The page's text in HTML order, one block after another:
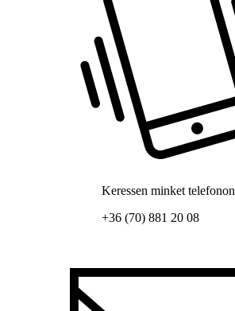
Keressen minket telefonon
+36 (70) 881 20 08